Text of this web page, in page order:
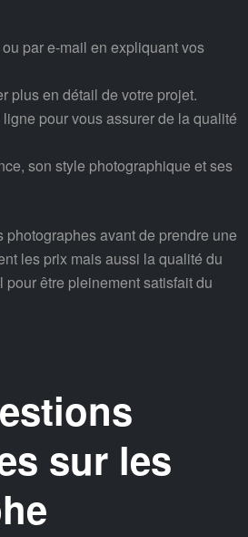
par e-mail en expliquant vos
plus en détail de votre projet.
pour vous assurer de la qualité
son style photographique et ses
avant de prendre une
les prix mais aussi la qualité du
être pleinement satisfait du
sur les